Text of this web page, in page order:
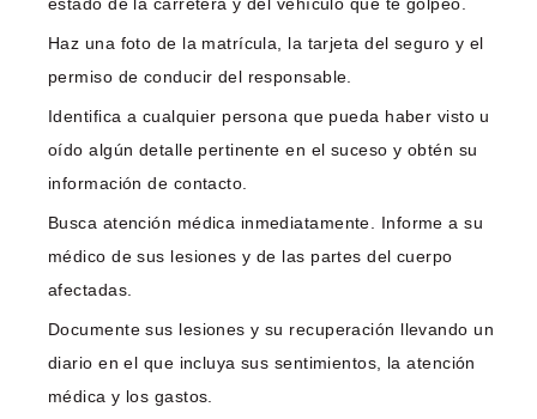
Haz una foto de la matrícula, la tarjeta del seguro y el
permiso de conducir del responsable.
Identifica a cualquier persona que pueda haber visto u
oído algún detalle pertinente en el suceso y obtén su
información de contacto.
Busca atención médica inmediatamente. Informe a su
médico de sus lesiones y de las partes del cuerpo
afectadas.
Documente sus lesiones y su recuperación llevando un
diario en el que incluya sus sentimientos, la atención
médica y los gastos.